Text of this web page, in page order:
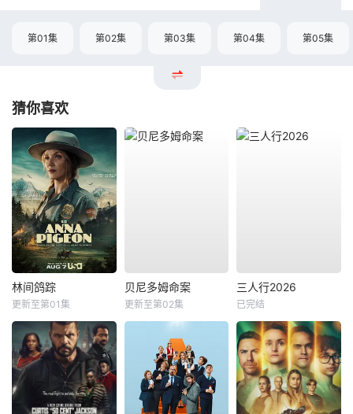
第01集 第02集 第03集 第04集 第05集
猜你喜欢
林间鸽踪
更新至第01集
贝尼多姆命案
更新至第02集
三人行2026
已完结